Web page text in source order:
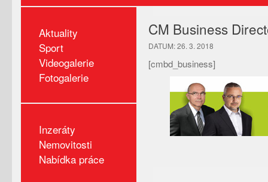
Aktuality
Sport
Videogalerie
Fotogalerie
Inzeráty
Nemovitosti
Nabídka práce
CM Business
DATUM: 26. 3. 2018
[cmbd_business]